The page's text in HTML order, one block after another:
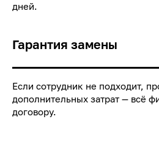
дней.
Гарантия замены
Если сотрудник не подходит,
дополнительных затрат — всё
договору.